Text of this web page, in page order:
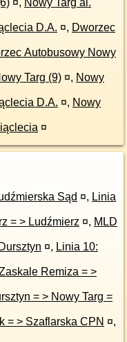
¤, Nowy Targ al.
D.A. ¤, Dworzec
Autobusowy Nowy
Targ (9) ¤, Nowy
D.A. ¤, Nowy
¤
5: Łopuszna = > Rynek = > Ludźmierska Sąd ¤, Linia
2 (szkolna): Jana Pawła II Cmentarz = > Ludźmierz ¤, MLD
– A33: Jaworki = > Nowy Targ = > Dursztyn ¤, Linia 10:
Nowy Targ =
Linia 9: Grel = > Rynek = > Szaflarska CPN ¤,